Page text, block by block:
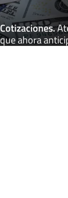
Cotizaciones.
que ahora